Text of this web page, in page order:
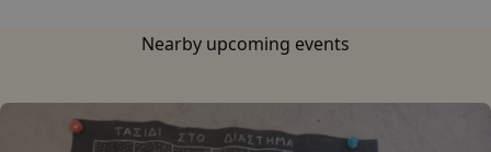
Nearby upcoming events